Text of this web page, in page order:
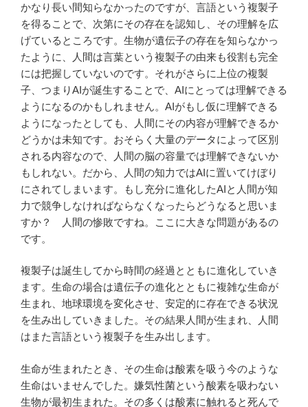
かなり長い間知らなかったのですが、言語という複製子
を得ることで、次第にその存在を認知し、その理解を広
げているところです。生物が遺伝子の存在を知らなかっ
たように、人間は言葉という複製子の由来も役割も完全
には把握していないのです。それがさらに上位の複製
子、つまりAIが誕生することで、AIにとっては理解できる
ようになるのかもしれません。AIがもし仮に理解できる
ようになったとしても、人間にその内容が理解できるか
どうかは未知です。おそらく大量のデータによって区別
される内容なので、人間の脳の容量では理解できないか
もしれない。だから、人間の知力ではAIに置いてけぼり
にされてしまいます。もし充分に進化したAIと人間が知
力で競争しなければならなくなったらどうなると思いま
すか？ 人間の惨敗ですね。ここに大きな問題があるの
です。
複製子は誕生してから時間の経過とともに進化していき
ます。生命の場合は遺伝子の進化とともに複雑な生命が
生まれ、地球環境を変化させ、安定的に存在できる状況
を生み出していきました。その結果人間が生まれ、人間
はまた言語という複製子を生み出します。
生命が生まれたとき、その生命は酸素を吸う今のような
生命はいませんでした。嫌気性菌という酸素を吸わない
生物が最初生まれた。その多くは酸素に触れると死んで